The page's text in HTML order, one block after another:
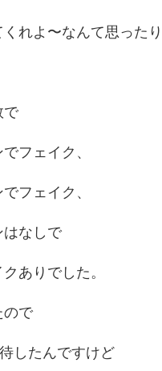
くれよ〜なんて思った
で
フェイク、
フェイク、
はなしで
ありでした。
ので
したんですけど